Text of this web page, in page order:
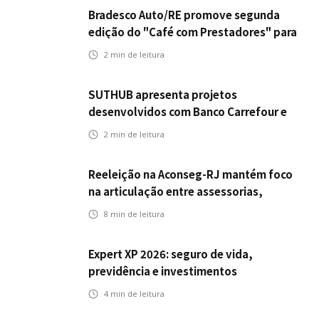
Bradesco Auto/RE promove segunda
edição do "Café com Prestadores" para
fortalecer parceria e aprimorar
2 min de leitura
SUTHUB apresenta projetos
desenvolvidos com Banco Carrefour e
A.PET no Congresso Latino-Americano
2 min de leitura
Reeleição na Aconseg-RJ mantém foco
na articulação entre assessorias,
corretores e seguradoras
8 min de leitura
Expert XP 2026: seguro de vida,
previdência e investimentos
estabelecem uma nova agenda para a
4 min de leitura